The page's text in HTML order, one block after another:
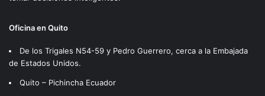
Oficina en Quito
De los Trigales N54-59 y Pedro Guerrero, cerca a la Embajada
de Estados Unidos.
Quito – Pichincha Ecuador